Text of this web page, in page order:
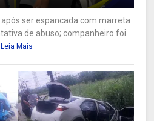
ser espancada com marreta
de abuso; companheiro foi
Leia Mais